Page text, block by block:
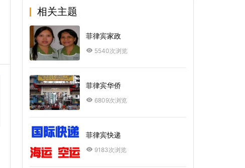
相关主题
菲律宾家政
5540次浏览
菲律宾华侨
6809次浏览
菲律宾快递
9183次浏览